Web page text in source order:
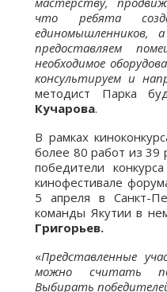
что ребята
предоставляем
необходимое
консультируем и
методист Парка
Кучарова.
В рамках
более 80 работ из 39
победители
кинофестивале
5 апреля в Санкт-
команды Якутии в
Григорьев.
«Представленные
можно считать
Выбирать